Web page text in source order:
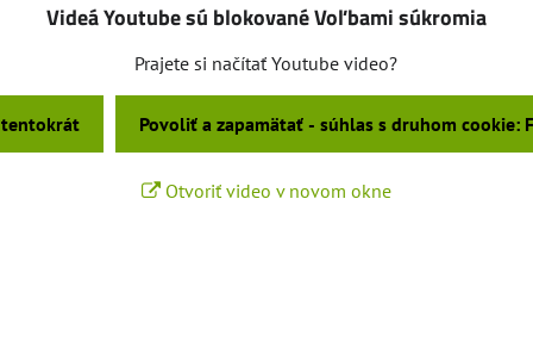
Videá Youtube sú blokované Voľbami súkromia
Prajete si načítať Youtube video?
Povoliť a zapamätať - súhlas s druhom cookie:
Otvoriť video v novom okne